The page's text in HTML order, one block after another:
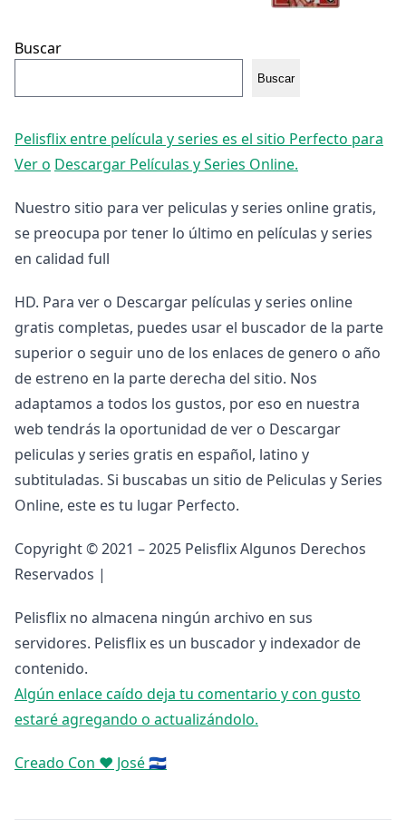
Buscar
Buscar
Pelisflix entre película y series es el sitio Perfecto para
Ver o Descargar Películas y Series Online.
Nuestro sitio para ver peliculas y series online gratis,
se preocupa por tener lo último en películas y series
en calidad full
HD. Para ver o Descargar películas y series online
gratis completas, puedes usar el buscador de la parte
superior o seguir uno de los enlaces de genero o año
de estreno en la parte derecha del sitio. Nos
adaptamos a todos los gustos, por eso en nuestra
web tendrás la oportunidad de ver o Descargar
peliculas y series gratis en español, latino y
subtituladas. Si buscabas un sitio de Peliculas y Series
Online, este es tu lugar Perfecto.
Copyright © 2021 – 2025 Pelisflix Algunos Derechos
Reservados |
Pelisflix no almacena ningún archivo en sus
servidores. Pelisflix es un buscador y indexador de
contenido.
Algún enlace caído deja tu comentario y con gusto
estaré agregando o actualizándolo.
Creado Con ❤️ José 🇸🇻